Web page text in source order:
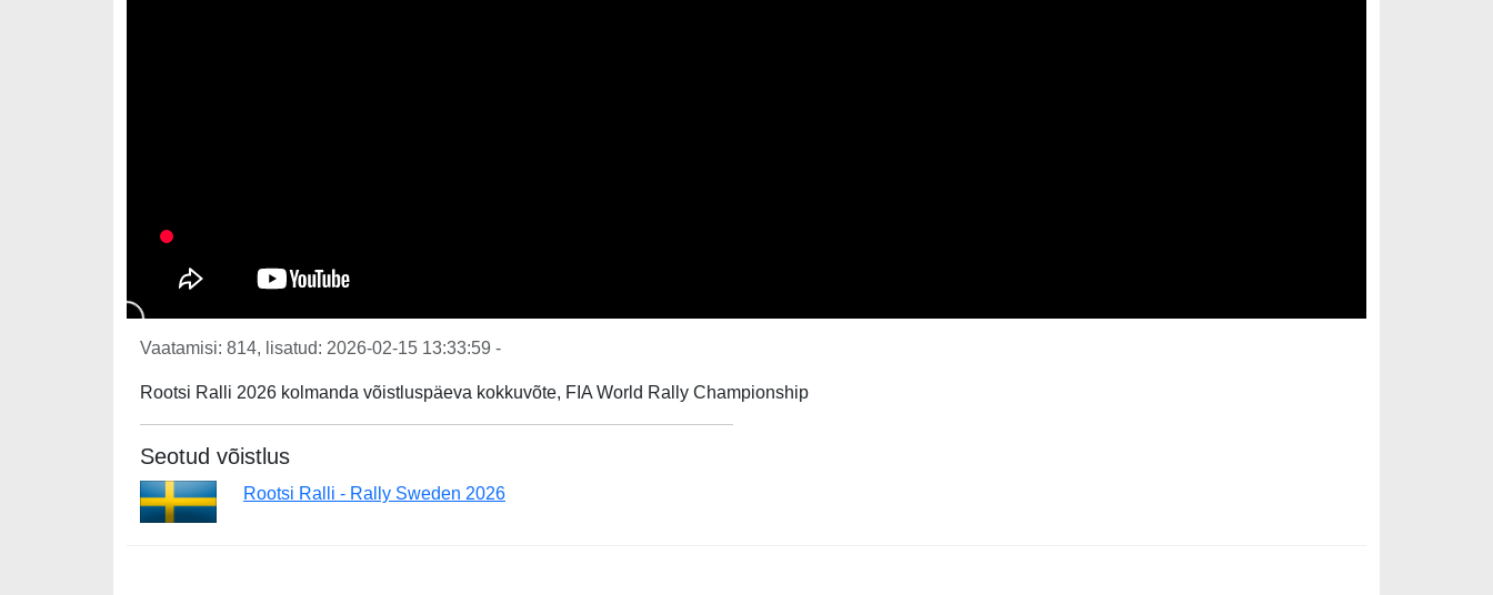
Vaatamisi: 814, lisatud: 2026-02-15 13:33:59 -
Rootsi Ralli 2026 kolmanda võistluspäeva kokkuvõte, FIA World Rally Championship
Seotud võistlus
Rootsi Ralli - Rally Sweden 2026